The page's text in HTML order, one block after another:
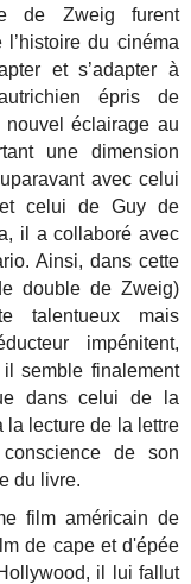
de Zweig furent
l’histoire du cinéma
et s’adapter à
épris de
éclairage au
une dimension
avec celui
celui de Guy de
il a collaboré avec
Ainsi, dans cette
double de Zweig)
talentueux mais
impénitent,
semble finalement
dans celui de la
la lecture de la lettre
de son
du livre.
film américain de
de cape et d'épée
il lui fallut